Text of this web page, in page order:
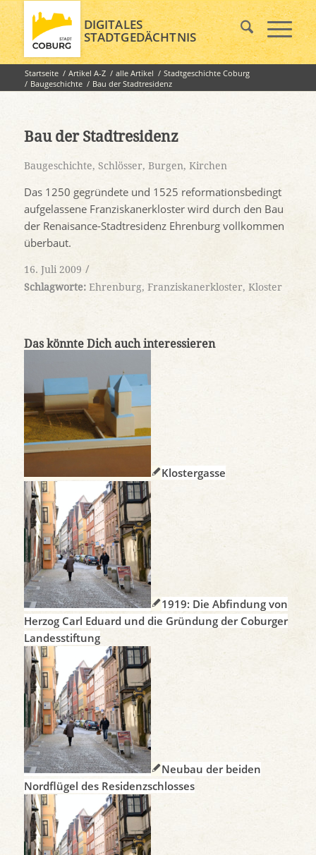
DIGITALES
STADTGEDÄCHTNIS
Startseite / Artikel A-Z / alle Artikel / Stadtgeschichte Coburg
/ Baugeschichte / Bau der Stadtresidenz
Bau der Stadtresidenz
Baugeschichte, Schlösser, Burgen, Kirchen
Das 1250 gegründete und 1525 reformationsbedingt
aufgelassene Franziskanerkloster wird durch den Bau
der Renaisance-Stadtresidenz Ehrenburg vollkommen
überbaut.
16. Juli 2009 /
Schlagworte: Ehrenburg, Franziskanerkloster, Kloster
Das könnte Dich auch interessieren
Klostergasse
1919: Die Abfindung von
Herzog Carl Eduard und die Gründung der Coburger
Landesstiftung
Neubau der beiden
Nordflügel des Residenzschlosses